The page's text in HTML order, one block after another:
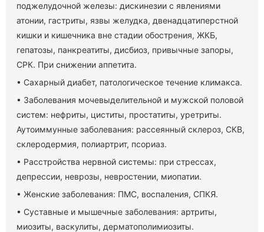
поджелудочной железы: дискинезии с явлениями
атонии, гастриты, язвы желудка, двенадцатиперстной
кишки и кишечника вне стадии обострения, ЖКБ,
гепатозы, панкреатиты, дисбиоз, привычные запоры,
СРК. При снижении аппетита.
• Сахарный диабет, патологическое течение климакса.
• Заболевания мочевыделительной и мужской половой
систем: нефриты, циститы, простатиты, уретриты.
Аутоиммунные заболевания: рассеянный склероз, СКВ,
склеродермия, полиартрит, псориаз.
• Расстройства нервной системы: при стрессах,
депрессии, неврозы, невростении, миопатии.
• Женские заболевания: ПМС, воспаления, СПКЯ.
• Суставные и мышечные заболевания: артриты,
миозиты, васкулиты, дерматополимиозиты.